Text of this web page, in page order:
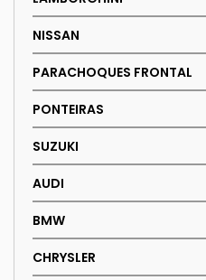
NISSAN
PARACHOQUES FRONTAL
PONTEIRAS
SUZUKI
AUDI
BMW
CHRYSLER